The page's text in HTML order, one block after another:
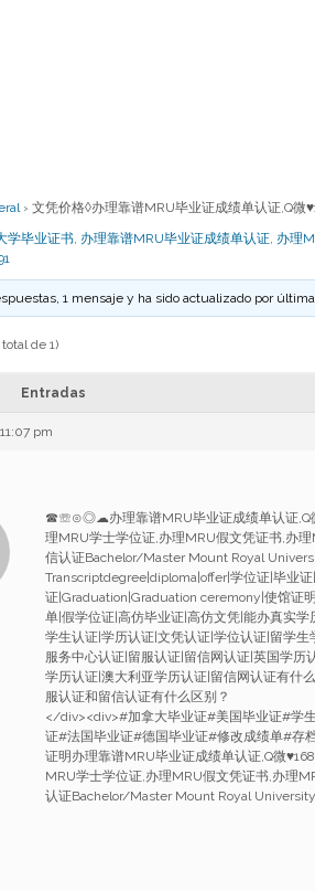
› 文凭价格◊办理靠谱MRU毕业证成绩单认证,Q微
学毕业证书, 办理靠谱MRU毕业证成绩单认证, 办理
1 mensaje y ha sido actualizado por
de 1)
Entradas
pm
☎☏⊙◎☁办理靠谱MRU毕业证成绩单认证,Q
理MRU学士学位证,办理MRU假文凭证书,办
信认证Bachelor/Master Mount Royal
Transcriptdegree|diploma|offer|学位证|毕业
证|Graduation|Graduation ceremony|使馆证
单|假学位证|高仿毕业证|高仿文凭|能办真实
学生认证|学历认证|文凭认证|学位认证|留学
服务中心认证|留服认证|留信网认证|英国学历
学历认证|澳大利亚学历认证|留信网认证有什
服认证和留信认证有什么区别？
</div><div>#加拿大毕业证#美国毕业证#学
证#法国毕业证#德国毕业证#修改成绩单#存
证明办理靠谱MRU毕业证成绩单认证,Q微
MRU学士学位证,办理MRU假文凭证书,办理
认证Bachelor/Master Mount Royal